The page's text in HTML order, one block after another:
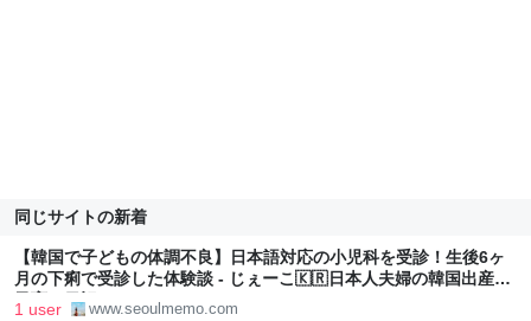
同じサイトの新着
【韓国で子どもの体調不良】日本語対応の小児科を受診！生後6ヶ
月の下痢で受診した体験談 - じぇーこ🇰🇷日本人夫婦の韓国出産・
子育て日記
1 user www.seoulmemo.com